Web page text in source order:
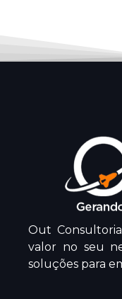
Out
valor no seu
soluções para